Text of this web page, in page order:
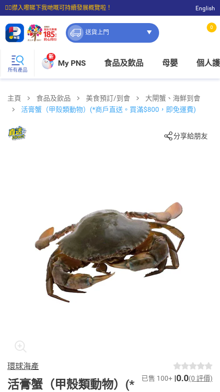
☝🏼㩒入嚟睇下我哋嘅可持續發展概覽啦！
⭐購物滿$399即享免費送貨；滿$100即可免費店取。
English
送貨上門
0
所有產品
新
My PNS 食品及飲品 母嬰 個人
主頁 食品及飲品 美食預訂/到會
大閘蟹、海鮮到會
活膏蟹（甲殼類動物）(*商戶直送。買滿$800，即免運費)
分享給朋友
環球海產
活膏蟹（甲殼類動物）(*
已售 100+ 0.0(0 評價)